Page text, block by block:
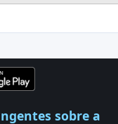
sobre a